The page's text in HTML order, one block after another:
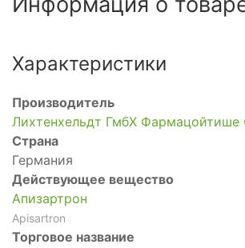
Характеристики
Производитель
Лихтенхельдт ГмбХ Фармацойтише
Страна
Германия
Действующее вещество
Апизартрон
Apisartron
Торговое название